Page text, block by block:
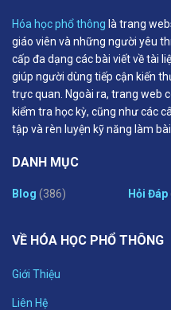
Hóa học phổ thông là trang
giáo viên và những người yêu
cấp đa dạng các bài viết về tài
giúp người dùng tiếp cận kiến
trực quan. Ngoài ra, trang web
kiểm tra học kỳ, cũng như các
tập và rèn luyện kỹ năng làm bài
DANH MỤC
Blog (386) Hỏi Đáp
VỀ HÓA HỌC PHỔ THÔNG
Giới Thiệu
Liên Hệ